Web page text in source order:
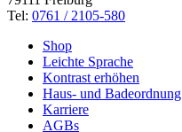
Tel: 0761 / 2105-580
Shop
Leichte Sprache
Kontrast erhöhen
Haus- und Badeordnung
Karriere
AGBs